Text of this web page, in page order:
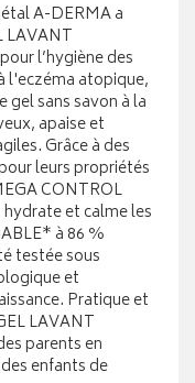
A-DERMA a
LAVANT
l’hygiène des
l'eczéma atopique,
gel sans savon à la
apaise et
Grâce à des
leurs propriétés
CONTROL
et calme les
à 86 %
testée sous
et
Pratique et
LAVANT
parents en
enfants de